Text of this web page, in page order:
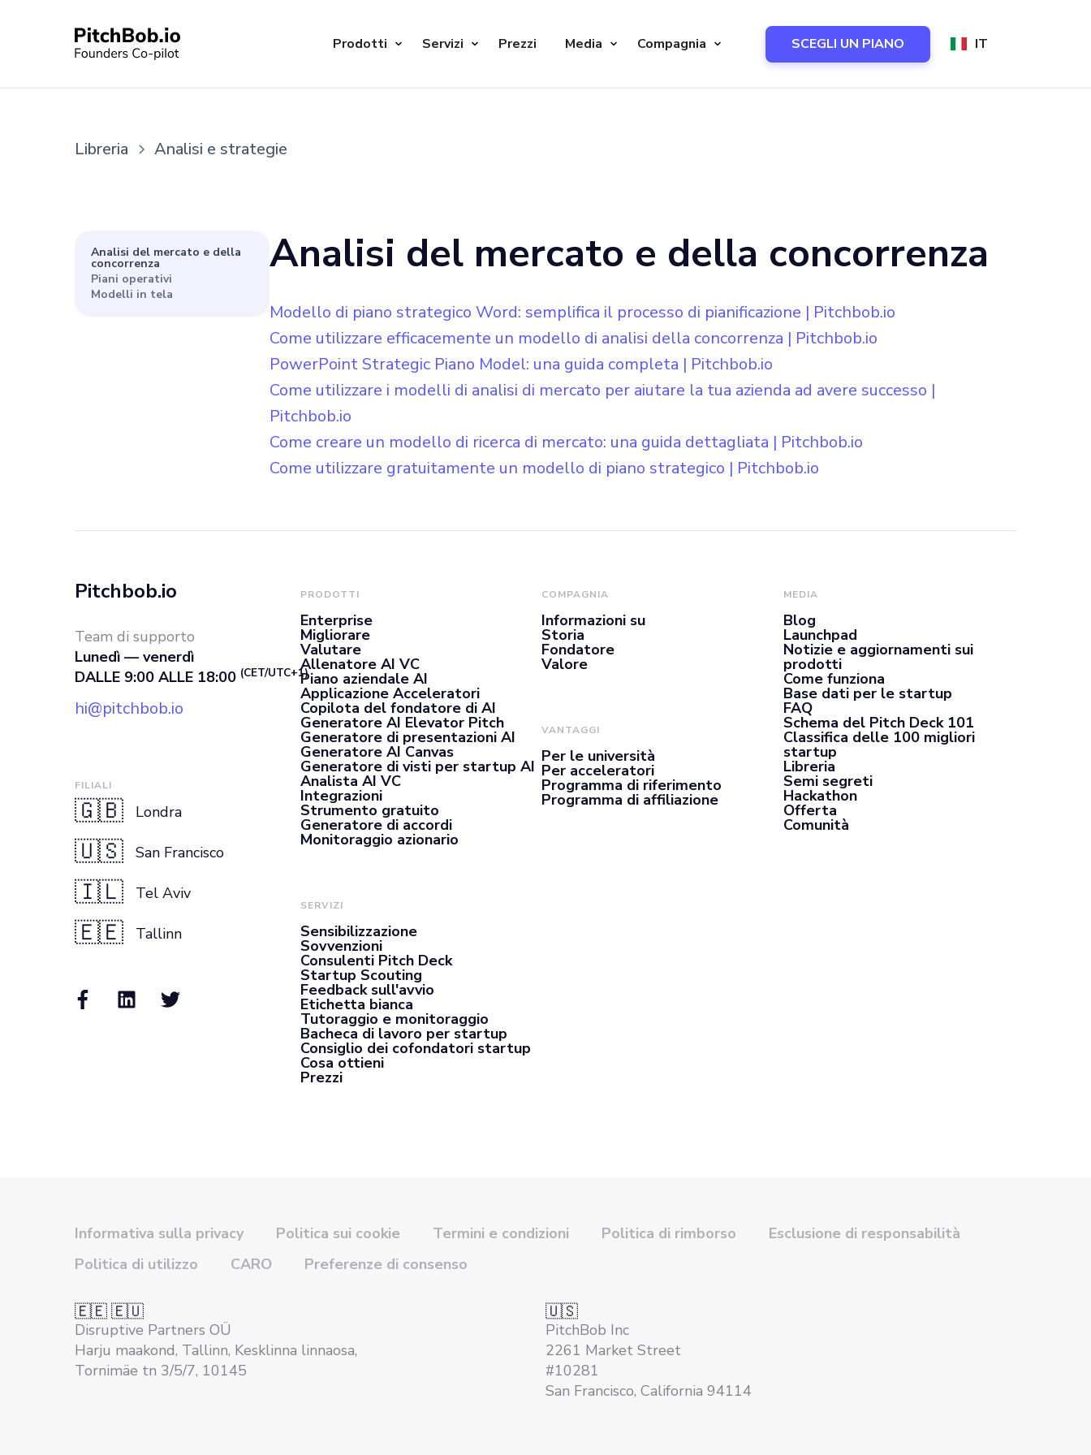
Prodotti Servizi Prezzi Media Compagnia SCEGLI UN PIANO IT
Libreria Analisi e strategie
Analisi del mercato e della
concorrenza
Piani operativi
Modelli in tela
Analisi del mercato e della concorrenza
Modello di piano strategico Word: semplifica il processo di pianificazione | Pitchbob.io
Come utilizzare efficacemente un modello di analisi della concorrenza | Pitchbob.io
PowerPoint Strategic Piano Model: una guida completa | Pitchbob.io
Come utilizzare i modelli di analisi di mercato per aiutare la tua azienda ad avere successo |
Pitchbob.io
Come creare un modello di ricerca di mercato: una guida dettagliata | Pitchbob.io
Come utilizzare gratuitamente un modello di piano strategico | Pitchbob.io
Pitchbob.io
Team di supporto
Lunedì — venerdì
DALLE 9:00 ALLE 18:00 (CET/UTC+1)
hi@pitchbob.io
FILIALI
🇬🇧 Londra
🇺🇸 San Francisco
🇮🇱 Tel Aviv
🇪🇪 Tallinn
PRODOTTI
Enterprise
Migliorare
Valutare
Allenatore AI VC
Piano aziendale AI
Applicazione Acceleratori
Copilota del fondatore di AI
Generatore AI Elevator Pitch
Generatore di presentazioni AI
Generatore AI Canvas
Generatore di visti per startup AI
Analista AI VC
Integrazioni
Strumento gratuito
Generatore di accordi
Monitoraggio azionario
SERVIZI
Sensibilizzazione
Sovvenzioni
Consulenti Pitch Deck
Startup Scouting
Feedback sull'avvio
Etichetta bianca
Tutoraggio e monitoraggio
Bacheca di lavoro per startup
Consiglio dei cofondatori startup
Cosa ottieni
Prezzi
COMPAGNIA
Informazioni su
Storia
Fondatore
Valore
VANTAGGI
Per le università
Per acceleratori
Programma di riferimento
Programma di affiliazione
MEDIA
Blog
Launchpad
Notizie e aggiornamenti sui
prodotti
Come funziona
Base dati per le startup
FAQ
Schema del Pitch Deck 101
Classifica delle 100 migliori
startup
Libreria
Semi segreti
Hackathon
Offerta
Comunità
Informativa sulla privacy Politica sui cookie Termini e condizioni Politica di rimborso
Esclusione di responsabilità
Politica di utilizzo
CARO Preferenze di consenso
🇪🇪 🇪🇺
Disruptive Partners OÜ
Harju maakond, Tallinn, Kesklinna linnaosa,
Tornimäe tn 3/5/7, 10145
🇺🇸
PitchBob Inc
2261 Market Street
#10281
San Francisco, California 94114